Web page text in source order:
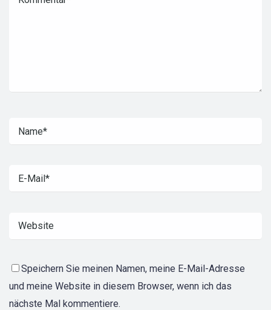
Speichern Sie meinen Namen, meine E-Mail-Adresse
und meine Website in diesem Browser, wenn ich das
nächste Mal kommentiere.